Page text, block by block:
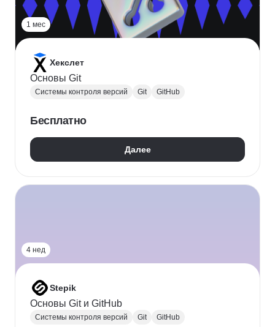
1 мес
Хекслет
Основы Git
Системы контроля версий Git GitHub
Бесплатно
Далее
4 нед
Stepik
Основы Git и GitHub
Системы контроля версий Git GitHub